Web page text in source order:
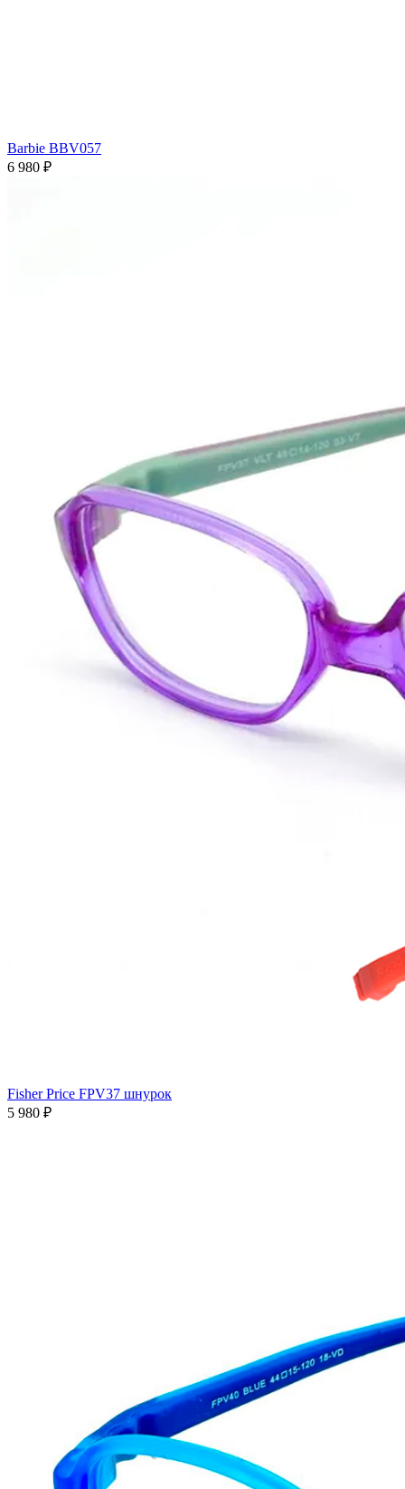
Barbie BBV057
6 980 ₽
Fisher Price FPV37 шнурок
5 980 ₽